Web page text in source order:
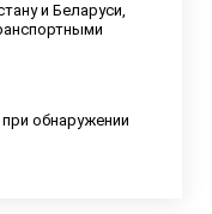
и Беларуси,
обнаружении